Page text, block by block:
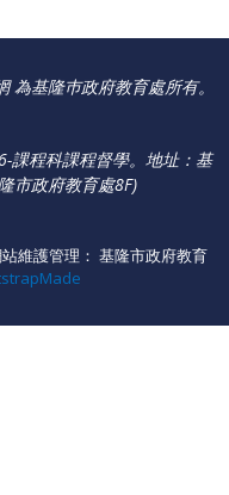
為基隆巿政府教育處所有。
課程科課程督學。 地址：基
市政府教育處8F)
維護管理： 基隆市政府教育